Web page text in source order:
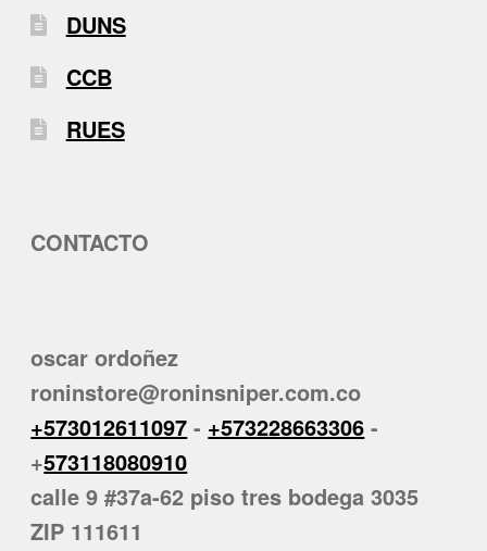
DUNS
CCB
RUES
CONTACTO
oscar ordoñez
roninstore@roninsniper.com.co
+573012611097 - +573228663306 -
+573118080910
calle 9 #37a-62 piso tres bodega 3035
ZIP 111611